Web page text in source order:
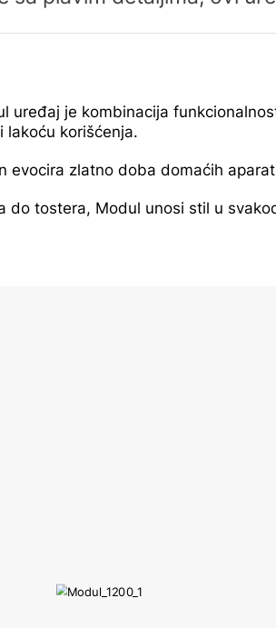
uređaj je kombinacija
lakoću korišćenja.
evocira zlatno doba domaćih
do tostera, Modul unosi stil u